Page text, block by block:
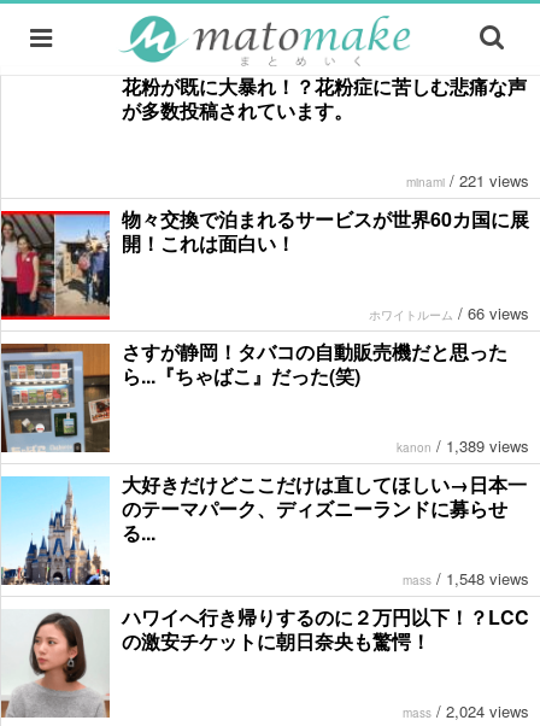
花粉が既に大暴れ！？花粉症に苦しむ悲痛な声
が多数投稿されています。
minami / 221 views
物々交換で泊まれるサービスが世界60カ国に展
開！これは面白い！
ホワイトルーム / 66 views
さすが静岡！タバコの自動販売機だと思った
ら...『ちゃばこ』だった(笑)
kanon / 1,389 views
大好きだけどここだけは直してほしい→日本一
のテーマパーク、ディズニーランドに募らせ
る...
mass / 1,548 views
ハワイへ行き帰りするのに２万円以下！？LCC
の激安チケットに朝日奈央も驚愕！
mass / 2,024 views